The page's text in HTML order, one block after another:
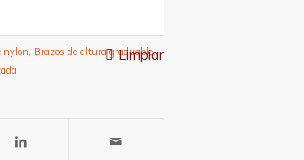
Limpiar
nylon, Brazos de altura graduable,